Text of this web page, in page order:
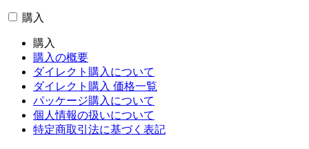
購入
購入
購入の概要
ダイレクト購入について
ダイレクト購入 価格一覧
パッケージ購入について
個人情報の扱いについて
特定商取引法に基づく表記